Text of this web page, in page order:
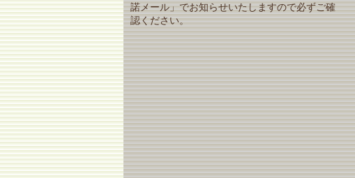
諾メール」でお知らせいたしますので必ずご確
認ください。